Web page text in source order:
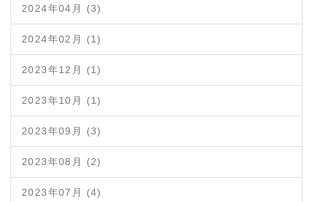
2024年04月 (3)
2024年02月 (1)
2023年12月 (1)
2023年10月 (1)
2023年09月 (3)
2023年08月 (2)
2023年07月 (4)